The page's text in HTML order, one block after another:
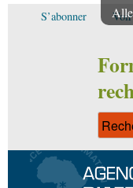
S’abonner